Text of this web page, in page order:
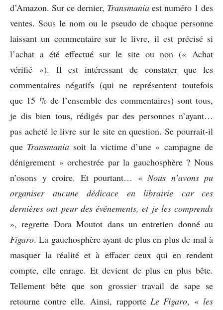
d’Amazon. Sur ce dernier, Transmania est numéro 1 des
ventes. Sous le nom ou le pseudo de chaque personne
laissant un commentaire sur le livre, il est précisé si
l’achat a été effectué sur le site ou non (« Achat
vérifié »). Il est intéressant de constater que les
commentaires négatifs (qui ne représentent toutefois
que 15 % de l’ensemble des commentaires) sont tous,
je dis bien tous, rédigés par des personnes n’ayant…
pas acheté le livre sur le site en question. Se pourrait-il
que Transmaniasoit la victime d’une « campagne de
dénigrement » orchestrée par la gauchosphère ? Nous
n’osons y croire. Et pourtant… «Nous n’avons pu
organiser aucune dédicace en librairie car ces
dernières ont peur des événements, et je les comprends
», regrette Dora Moutot dans un entretien donné au
Figaro. La gauchosphère ayant de plus en plus de mal à
masquer la réalité et à effacer ceux qui en rendent
compte, elle enrage. Et devient de plus en plus bête.
Tellement bête que son grossier travail de sape se
retourne contre elle. Ainsi, rapporte Le Figaro, « les